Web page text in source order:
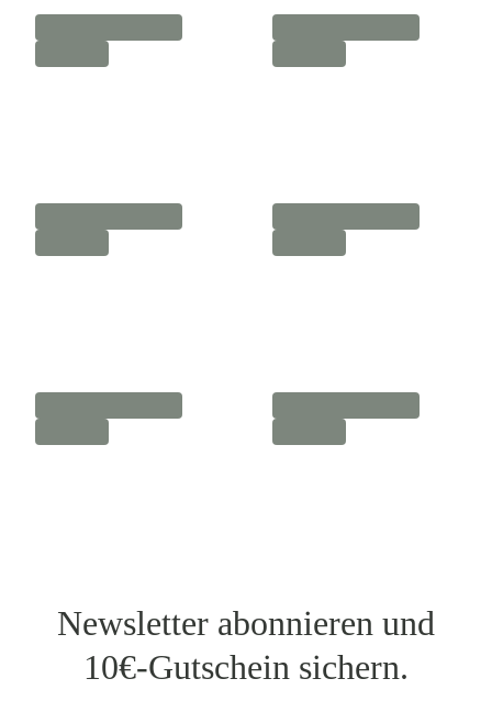
Newsletter abonnieren und
10€-Gutschein sichern.